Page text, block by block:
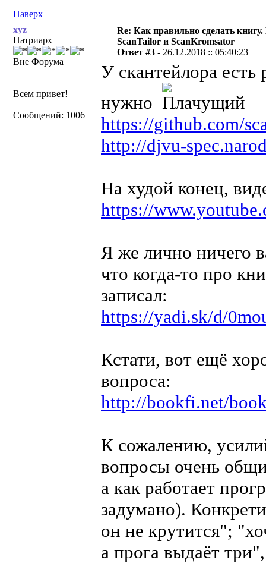
Наверх
xyz
Патриарх
Вне Форума
Всем привет!
Сообщений: 1006
Re: Как правильно сделать
ScanTailor и ScanKromsator
Ответ #3 - 26.12.2018 :: 05:40:23
У скантейлора есть
нужно
:
https://github.com/
http://djvu-
На худой конец,
https://
Я же лично ничего
что когда-то про
записал:
https://yadi.sk/d/
Кстати, вот ещё
вопроса:
http://bookfi.net/
К сожалению,
вопросы очень
а как работает
задумано).
он не крутится";
а прога выдаёт